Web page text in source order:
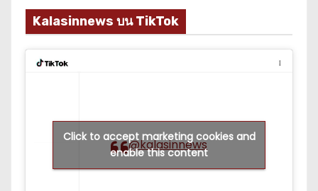
Kalasinnews บน TikTok
@kalasinnews
Click to accept marketing cookies and
enable this content